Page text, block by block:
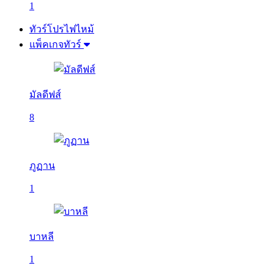
1
ทัวร์โปรไฟไหม้
แพ็คเกจทัวร์
มัลดีฟส์
8
ภูฏาน
1
บาหลี
1